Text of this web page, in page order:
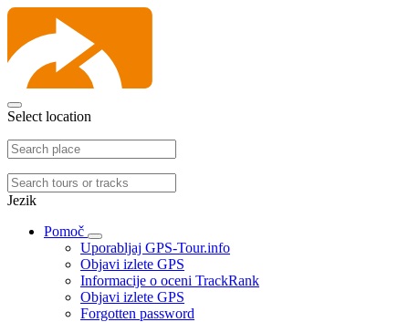
Select location
Jezik
Pomoč
Uporabljaj GPS-Tour.info
Objavi izlete GPS
Informacije o oceni TrackRank
Objavi izlete GPS
Forgotten password